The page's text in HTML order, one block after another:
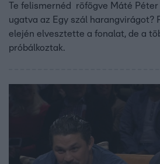
Te felismernéd röfögve Máté
ugatva az Egy szál harangvirágot?
elején elvesztette a fonalat, de a
próbálkoztak.